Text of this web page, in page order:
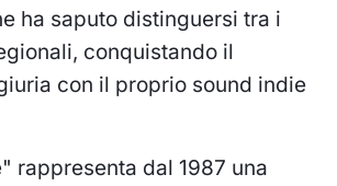
ha saputo distinguersi tra i
conquistando il
con il proprio sound indie
rappresenta dal 1987 una